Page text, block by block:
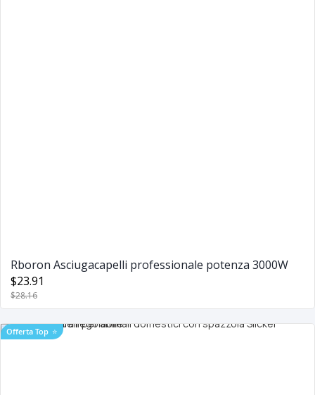
Rboron Asciugacapelli professionale potenza 3000W
$23.91
$28.16
Offerta Top ⭐